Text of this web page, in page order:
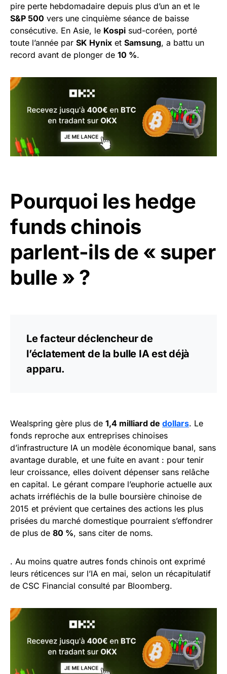
pire perte hebdomadaire depuis plus d’un an et le
S&P 500 vers une cinquième séance de baisse
consécutive. En Asie, le Kospi sud-coréen, porté
toute l’année par SK Hynix et Samsung, a battu un
record avant de plonger de 10 %.
Pourquoi les hedge
funds chinois
parlent-ils de « super
bulle » ?
Le facteur déclencheur de
l’éclatement de la bulle IA est déjà
apparu.
Wealspring gère plus de 1,4 milliard de dollars. Le
fonds reproche aux entreprises chinoises
d’infrastructure IA un modèle économique banal, sans
avantage durable, et une fuite en avant : pour tenir
leur croissance, elles doivent dépenser sans relâche
en capital. Le gérant compare l’euphorie actuelle aux
achats irréfléchis de la bulle boursière chinoise de
2015 et prévient que certaines des actions les plus
prisées du marché domestique pourraient s’effondrer
de plus de 80 %, sans citer de noms.
. Au moins quatre autres fonds chinois ont exprimé
leurs réticences sur l’IA en mai, selon un récapitulatif
de CSC Financial consulté par Bloomberg.